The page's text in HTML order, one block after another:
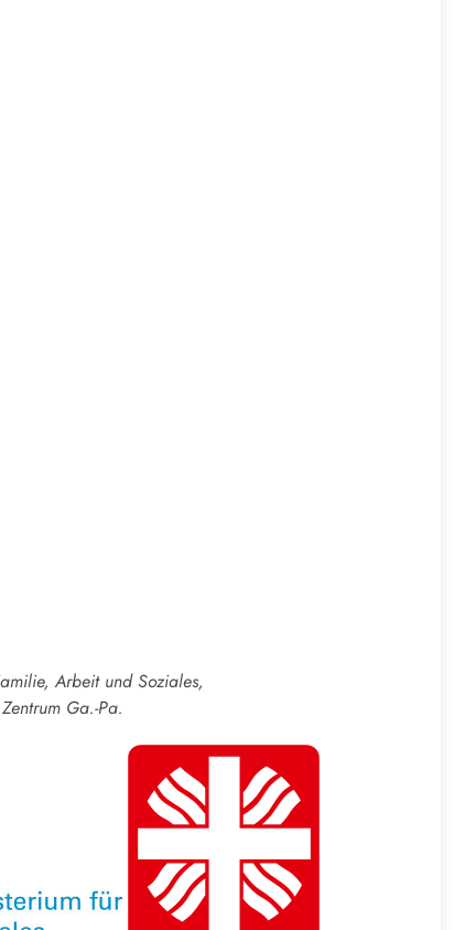
Arbeit und Soziales,
Ga.-Pa.